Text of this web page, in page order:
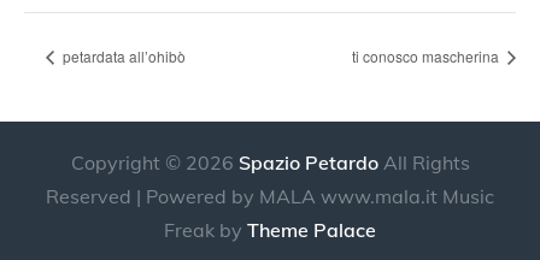
petardata all’ohibò ti conosco mascherina
Copyright © 2026 Spazio PetardoAll Rights
Reserved | Powered by MALA www.mala.it Music
Freak by Theme Palace